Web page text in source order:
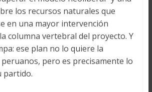
los recursos naturales que
en una mayor intervención
columna vertebral del proyecto. Y
ese plan no lo quiere la
pero es precisamente lo
partido.